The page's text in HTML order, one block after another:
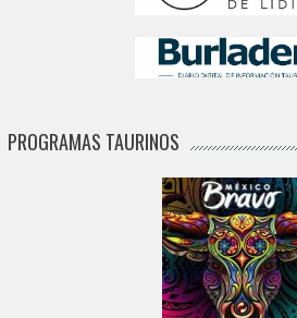
PROGRAMAS TAURINOS